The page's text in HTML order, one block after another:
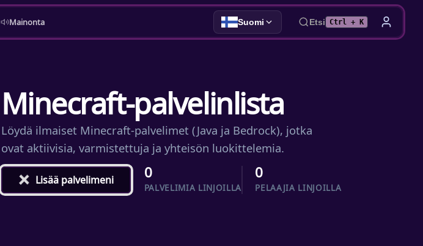
Mainonta Suomi Etsi Ctrl + K
Minecraft-palvelinlista
Löydä ilmaiset Minecraft-palvelimet (Java ja Bedrock), jotka
ovat aktiivisia, varmistettuja ja yhteisön luokittelemia.
+Lisää palvelimeni 0
PALVELIMIA LINJOILLA
0
PELAAJIA LINJOILLA